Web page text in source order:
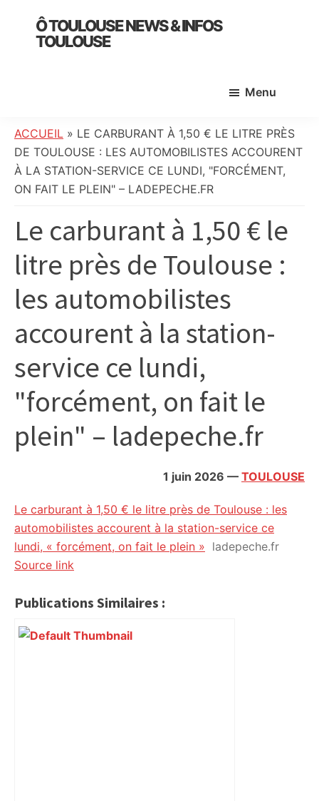
primary
Ô TOULOUSE NEWS & INFOS
TOULOUSE
:
info
locale,
société,
politique,
météo,
faits
et
citoyennes
Menu
ACCUEIL » LE CARBURANT À 1,50 € LE LITRE PRÈS
DE TOULOUSE : LES AUTOMOBILISTES ACCOURENT
À LA STATION-SERVICE CE LUNDI, "FORCÉMENT,
ON FAIT LE PLEIN" – LADEPECHE.FR
Le carburant à 1,50 € le
litre près de Toulouse :
les automobilistes
accourent à la station-
service ce lundi,
"forcément, on fait le
plein" – ladepeche.fr
1 juin 2026 — TOULOUSE
Le carburant à 1,50 € le litre près de Toulouse : les
automobilistes accourent à la station-service ce
lundi, « forcément, on fait le plein » ladepeche.fr
Source link
Publications Similaires :